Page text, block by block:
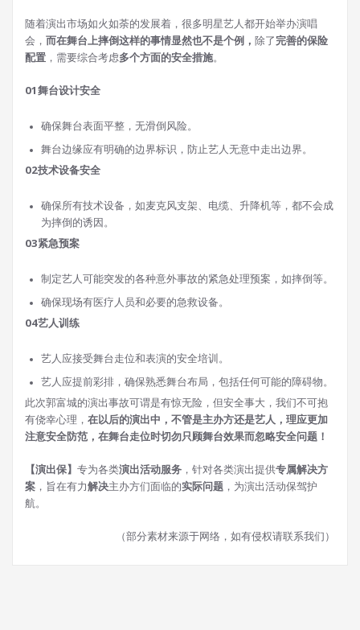
随着演出市场如火如荼的发展着，很多明星艺人都开始举办演唱
会， 而在舞台上摔倒这样的事情显然也不是个例， 除了完善的保险
配置 ，需要综合考虑多个方面的安全措施。
01舞台设计安全
确保舞台表面平整，无滑倒风险。
舞台边缘应有明确的边界标识，防止艺人无意中走出边界。
02技术设备安全
确保所有技术设备，如麦克风支架、电缆、升降机等，都不会成
为摔倒的诱因。
03紧急预案
制定艺人可能突发的各种意外事故的紧急处理预案，如摔倒等。
确保现场有医疗人员和必要的急救设备。
04艺人训练
艺人应接受舞台走位和表演的安全培训。
艺人应提前彩排，确保熟悉舞台布局，包括任何可能的障碍物。
此次郭富城的演出事故可谓是有惊无险，但安全事大，我们不可抱
有侥幸心理， 在以后的演出中，不管是主办方还是艺人，理应更加
注意安全防范，在舞台走位时切勿只顾舞台效果而忽略安全问题！
【演出保】 专为各类演出活动服务 ，针对各类演出提供专属解决方
案 ，旨在有力解决主办方们面临的实际问题 ，为演出活动保驾护
航。
（部分素材来源于网络，如有侵权请联系我们）